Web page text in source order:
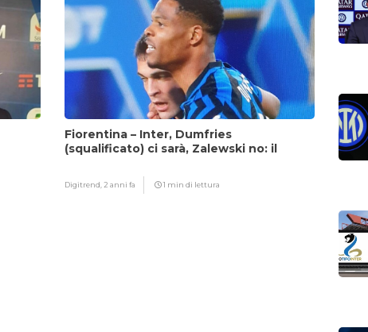
Fiorentina – Inter, Dumfries
(squalificato) ci sarà, Zalewski no: il
Digitrend,2 anni fa 1 min di lettura